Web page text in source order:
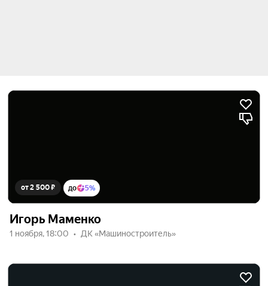
от 2 500 ₽ до 5%
Игорь Маменко
1 ноября, 18:00 ДК «Машиностроитель»